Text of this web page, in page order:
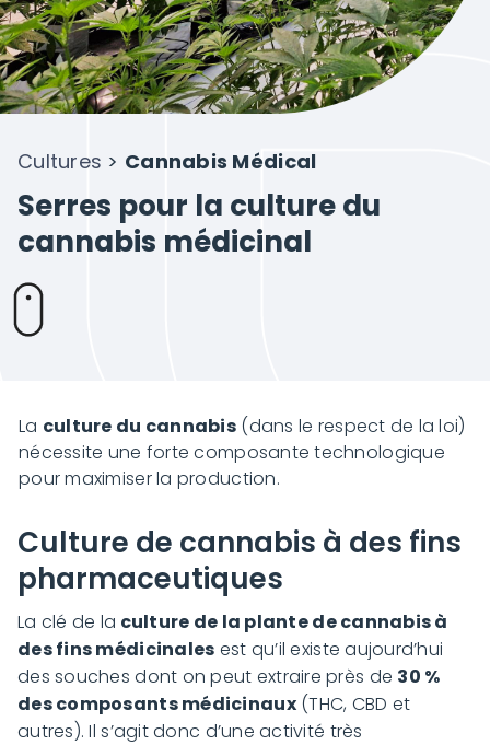
Projets
Contact
Devis sur mesure
Cultures > Cannabis Médical
Serres pour la culture du
cannabis médicinal
La culture du cannabis (dans le respect de la loi)
nécessite une forte composante technologique
pour maximiser la production.
Culture de cannabis à des fins
pharmaceutiques
La clé de la culture de la plante de cannabis à
des fins médicinales est qu’il existe aujourd’hui
des souches dont on peut extraire près de 30 %
des composants médicinaux(THC, CBD et
autres). Il s’agit donc d’une activité très